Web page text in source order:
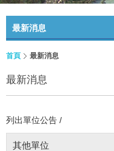
最新消息
首頁 最新消息
最新消息
列出單位公告 /
其他單位